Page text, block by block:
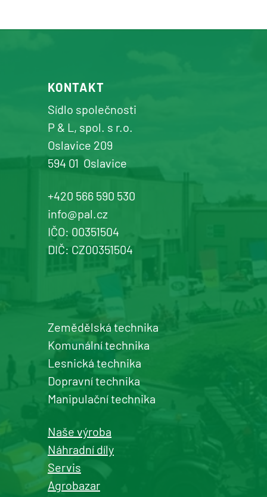
KONTAKT
Sídlo společnosti
P & L, spol. s r.o.
Oslavice 209
594 01 Oslavice
+420 566 590 530
info@pal.cz
IČO: 00351504
DIČ: CZ00351504
Zemědělská technika
Komunální technika
Lesnická technika
Dopravní technika
Manipulační technika
Naše výroba
Náhradní díly
Servis
Agrobazar